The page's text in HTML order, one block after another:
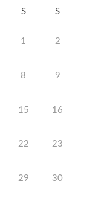
S S
1 2
8 9
15 16
22 23
29 30